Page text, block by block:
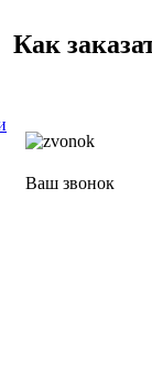
Как
Ваш звонок